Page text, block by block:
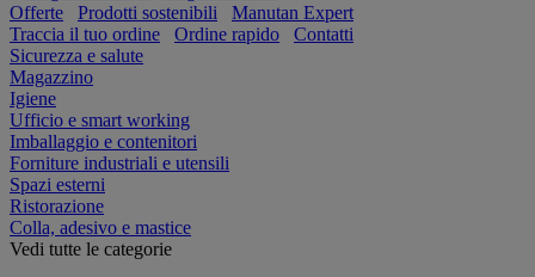
Offerte Prodotti sostenibili
Manutan Expert
Traccia il tuo ordine
Ordine rapido
Contatti
Sicurezza e salute
Magazzino
Igiene
Ufficio e smart working
Imballaggio e contenitori
Forniture industriali e utensili
Spazi esterni
Ristorazione
Colla, adesivo e mastice
Vedi tutte le categorie